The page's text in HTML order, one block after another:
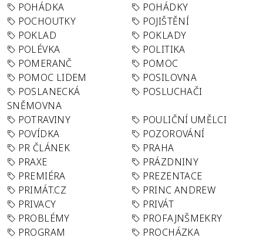
POHÁDKA
POHÁDKY
POCHOUTKY
POJIŠTĚNÍ
POKLAD
POKLADY
POLÉVKA
POLITIKA
POMERANČ
POMOC
POMOC LIDEM
POSILOVNA
POSLANECKÁ
SNĚMOVNA
POSLUCHAČI
POTRAVINY
POULIČNÍ UMĚLCI
POVÍDKA
POZOROVÁNÍ
PR ČLÁNEK
PRAHA
PRAXE
PRÁZDNINY
PREMIÉRA
PREZENTACE
PRIMÁT.CZ
PRINC ANDREW
PRIVACY
PRIVÁT
PROBLÉMY
PROFAJNŠMEKRY
PROGRAM
PROCHÁZKA